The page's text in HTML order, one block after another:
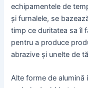
echipamentele de
și furnalele, se
timp ce duritatea sa îl
pentru a produce
abrazive și unelte de
Alte forme de alumină